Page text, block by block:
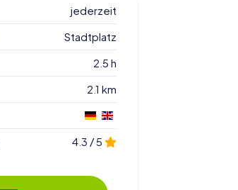
jederzeit
Stadtplatz
2.5 h
2.1 km
4.3 / 5